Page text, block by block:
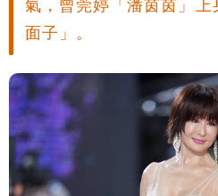
面子」。